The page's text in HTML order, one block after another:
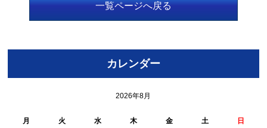
一覧ページへ戻る
カレンダー
2026年8月
月 火 水 木 金 土
日